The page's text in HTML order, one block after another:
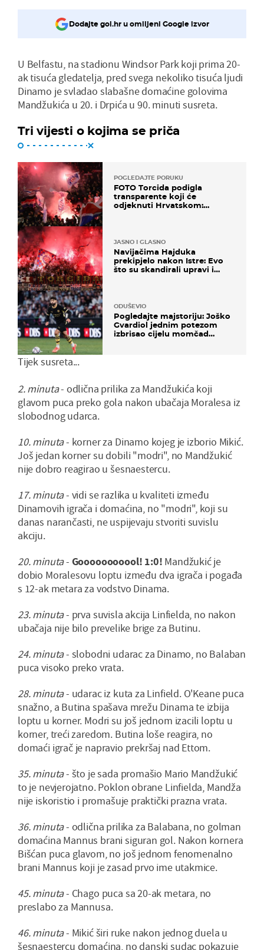
Dodajte gol.hr u omiljeni Google izvor
U Belfastu, na stadionu Windsor Park koji prima 20-
ak tisuća gledatelja, pred svega nekoliko tisuća ljudi
Dinamo je svladao slabašne domaćine golovima
Mandžukića u 20. i Drpića u 90. minuti susreta.
Tri vijesti o kojima se priča
POGLEDAJTE PORUKU
FOTO Torcida podigla
transparente koji će
odjeknuti Hrvatskom:
JASNO I GLASNO
Navijačima Hajduka
prekipjelo nakon Istre: Evo
što su skandirali upravi i
ODUŠEVIO
Pogledajte majstoriju: Joško
Gvardiol jednim potezom
izbrisao cijelu momčad
Tijek susreta...
2. minuta- odlična prilika za Mandžukića koji
glavom puca preko gola nakon ubačaja Moralesa iz
slobodnog udarca.
10. minuta- korner za Dinamo kojeg je izborio Mikić.
Još jedan korner su dobili "modri", no Mandžukić
nije dobro reagirao u šesnaestercu.
17. minuta- vidi se razlika u kvaliteti između
Dinamovih igrača i domaćina, no "modri", koji su
danas narančasti, ne uspijevaju stvoriti suvislu
akciju.
20. minuta- Gooooooooool! 1:0! Mandžukić je
dobio Moralesovu loptu između dva igrača i pogađa
s 12-ak metara za vodstvo Dinama.
23. minuta- prva suvisla akcija Linfielda, no nakon
ubačaja nije bilo prevelike brige za Butinu.
24. minuta- slobodni udarac za Dinamo, no Balaban
puca visoko preko vrata.
28. minuta- udarac iz kuta za Linfield. O'Keane puca
snažno, a Butina spašava mrežu Dinama te izbija
loptu u korner. Modri su još jednom izacili loptu u
korner, treći zaredom. Butina loše reagira, no
domaći igrač je napravio prekršaj nad Ettom.
35. minuta- što je sada promašio Mario Mandžukić
to je nevjerojatno. Poklon obrane Linfielda, Mandža
nije iskoristio i promašuje praktički prazna vrata.
36. minuta- odlična prilika za Balabana, no golman
domaćina Mannus brani siguran gol. Nakon kornera
Bišćan puca glavom, no još jednom fenomenalno
brani Mannus koji je zasad prvo ime utakmice.
45. minuta- Chago puca sa 20-ak metara, no
preslabo za Mannusa.
46. minuta- Mikić širi ruke nakon jednog duela u
šesnaestercu domaćina, no danski sudac pokazuje